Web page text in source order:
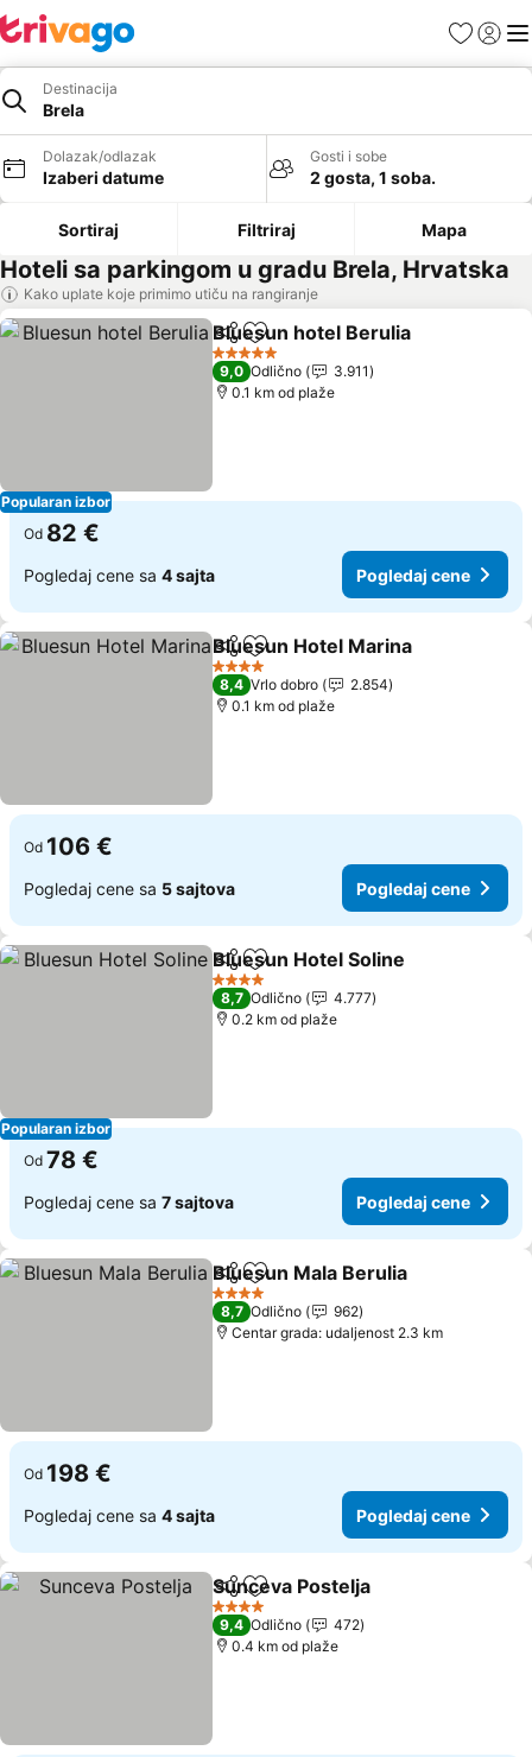
FavoritiPrijavi
Destinacija
Brela
Dolazak/odlazak
Izaberi datume
Gosti i sobe
2 gosta, 1 soba.
Sortiraj Filtriraj Mapa
Hoteli sa parkingom u gradu Brela, Hrvatska
Kako uplate koje primimo utiču na rangiranje
Popularan izbor
Deli Dodati u favorite
Bluesun hotel Berulia
5 Zvezdice
9,0 Odlično
3.911
0.1 km od plaže
Od 82 €
Pogledaj cene sa 4 sajta Pogledaj cene
Deli Dodati u favorite
Bluesun Hotel Marina
4 Zvezdice
8,4 Vrlo dobro
2.854
0.1 km od plaže
Od 106 €
Pogledaj cene sa 5 sajtova Pogledaj cene
Popularan izbor
Deli Dodati u favorite
Bluesun Hotel Soline
4 Zvezdice
8,7 Odlično
4.777
0.2 km od plaže
Od 78 €
Pogledaj cene sa 7 sajtova Pogledaj cene
Deli Dodati u favorite
Bluesun Mala Berulia
4 Zvezdice
8,7 Odlično
962
Centar grada: udaljenost 2.3 km
Od 198 €
Pogledaj cene sa 4 sajta Pogledaj cene
Deli Dodati u favorite
Sunceva Postelja
4 Zvezdice
9,4 Odlično
472
0.4 km od plaže